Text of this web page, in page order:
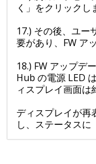
く」をクリックし
17.) その後、ユー
要があり、FW ア
18.) FW アップデ
Hub の電源 LED
ィスプレイ画面は
ディスプレイが再
し、ステータスに